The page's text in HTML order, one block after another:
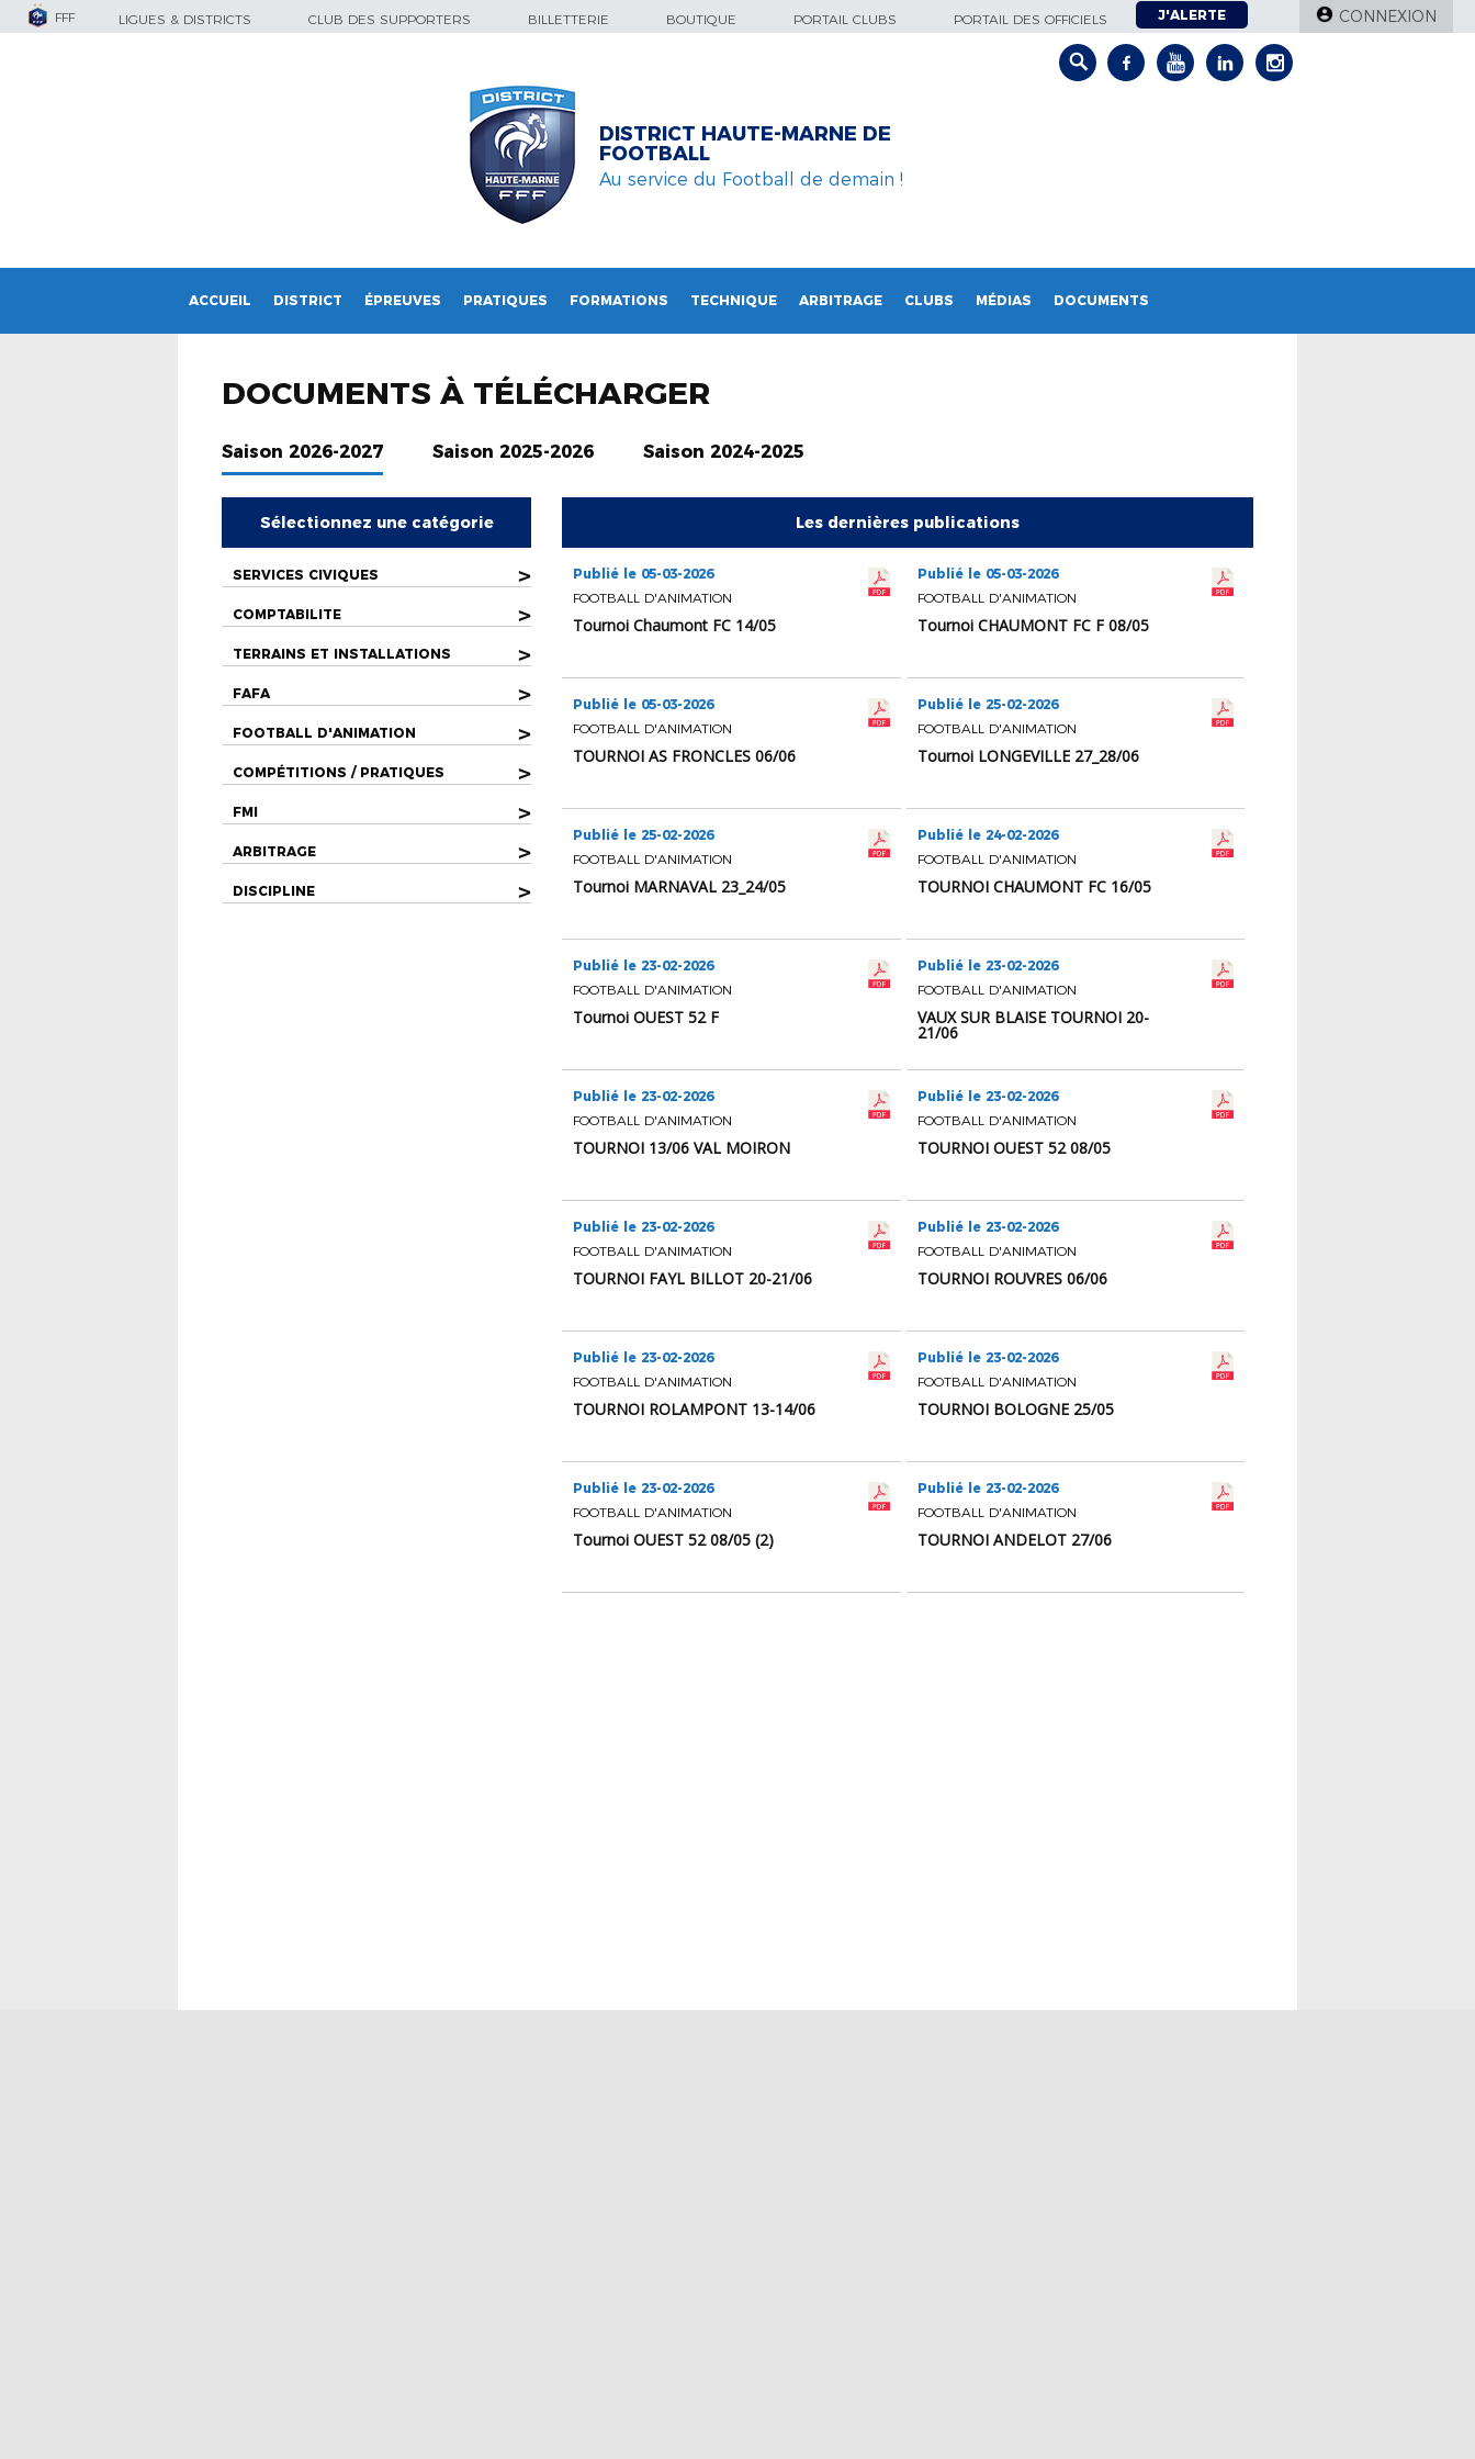
FFF LIGUES & DISTRICTS CLUB DES SUPPORTERS BILLETTERIE BOUTIQUE PORTAIL CLUBS PORTAIL DES OFFICIELS J'ALERTE CONNEXION
DISTRICT HAUTE-MARNE DE
FOOTBALL
Au service du Football de demain !
ACCUEIL DISTRICT ÉPREUVES PRATIQUES FORMATIONS TECHNIQUE ARBITRAGE CLUBS MÉDIAS DOCUMENTS
DOCUMENTS À TÉLÉCHARGER
Saison 2026-2027 Saison 2025-2026 Saison 2024-2025
Sélectionnez une catégorie
SERVICES CIVIQUES >
COMPTABILITE >
TERRAINS ET INSTALLATIONS >
FAFA >
FOOTBALL D'ANIMATION >
COMPÉTITIONS / PRATIQUES >
FMI >
ARBITRAGE >
DISCIPLINE >
Les dernières publications
Publié le 05-03-2026
FOOTBALL D'ANIMATION
Tournoi Chaumont FC 14/05
Publié le 05-03-2026
FOOTBALL D'ANIMATION
Tournoi CHAUMONT FC F 08/05
Publié le 05-03-2026
FOOTBALL D'ANIMATION
TOURNOI AS FRONCLES 06/06
Publié le 25-02-2026
FOOTBALL D'ANIMATION
Tournoi LONGEVILLE 27_28/06
Publié le 25-02-2026
FOOTBALL D'ANIMATION
Tournoi MARNAVAL 23_24/05
Publié le 24-02-2026
FOOTBALL D'ANIMATION
TOURNOI CHAUMONT FC 16/05
Publié le 23-02-2026
FOOTBALL D'ANIMATION
Tournoi OUEST 52 F
Publié le 23-02-2026
FOOTBALL D'ANIMATION
VAUX SUR BLAISE TOURNOI 20-
21/06
Publié le 23-02-2026
FOOTBALL D'ANIMATION
TOURNOI 13/06 VAL MOIRON
Publié le 23-02-2026
FOOTBALL D'ANIMATION
TOURNOI OUEST 52 08/05
Publié le 23-02-2026
FOOTBALL D'ANIMATION
TOURNOI FAYL BILLOT 20-21/06
Publié le 23-02-2026
FOOTBALL D'ANIMATION
TOURNOI ROUVRES 06/06
Publié le 23-02-2026
FOOTBALL D'ANIMATION
TOURNOI ROLAMPONT 13-14/06
Publié le 23-02-2026
FOOTBALL D'ANIMATION
TOURNOI BOLOGNE 25/05
Publié le 23-02-2026
FOOTBALL D'ANIMATION
Tournoi OUEST 52 08/05 (2)
Publié le 23-02-2026
FOOTBALL D'ANIMATION
TOURNOI ANDELOT 27/06